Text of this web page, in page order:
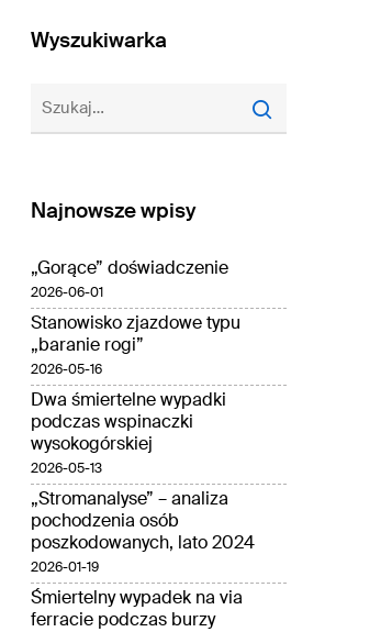
Wyszukiwarka
Najnowsze wpisy
„Gorące” doświadczenie
2026-06-01
Stanowisko zjazdowe typu
„baranie rogi”
2026-05-16
Dwa śmiertelne wypadki
podczas wspinaczki
wysokogórskiej
2026-05-13
„Stromanalyse” – analiza
pochodzenia osób
poszkodowanych, lato 2024
2026-01-19
Śmiertelny wypadek na via
ferracie podczas burzy